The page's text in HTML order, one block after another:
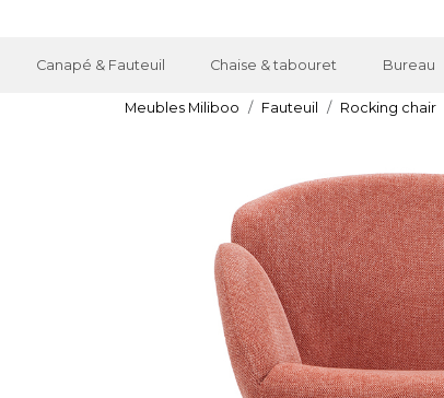
Canapé & Fauteuil Chaise & tabouret Bureau
Meubles Miliboo Fauteuil Rocking chair